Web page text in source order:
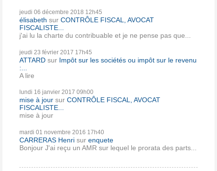
jeudi 06 décembre 2018 12h45
élisabeth sur CONTRÔLE FISCAL, AVOCAT
FISCALISTE...
j'ai lu la charte du contribuable et je ne pense pas que...
jeudi 23 février 2017 17h45
ATTARD sur Impôt sur les sociétés ou impôt sur le revenu
:...
A lire
lundi 16 janvier 2017 09h00
mise à jour sur CONTRÔLE FISCAL, AVOCAT
FISCALISTE...
mise à jour
mardi 01 novembre 2016 17h40
CARRERAS Henri sur enquete
Bonjour J'ai reçu un AMR sur lequel le prorata des parts...